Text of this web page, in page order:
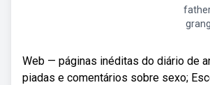
Web — páginas inéditas do diário de
piadas e comentários sobre sexo;